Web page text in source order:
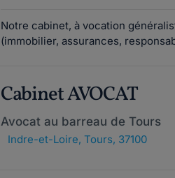
Notre cabinet, à vocation
(immobilier, assurances,
Cabinet AVOCAT
Avocat au barreau de Tours
Indre-et-Loire, Tours, 37100